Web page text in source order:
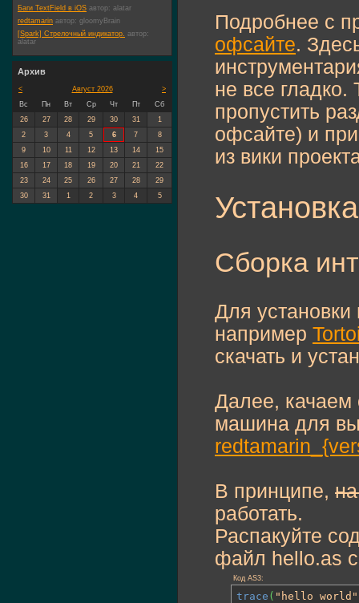
Подробнее с
офсайте.
не все гладко.
пропустить
офсайте) и
из вики
Сборка
Для
например
скачать и
Далее, качаем
машина для
В принципе,
работать.
Распакуйте
файл hello.as
Код AS3:
trace ( "hello world"
Баги TextField в iOS автор: alatar
redtamarin автор: gloomyBrain
[Spark] Стрелочный индикатор. автор:
alatar
Архив
< >
Август 2026
Вс
Пн Вт Ср Чт Пт
Сб
26
27 28 29 30 31
1
2
3 4 5 6 7
8
9
10 11 12 13 14
15
16
17 18 19 20 21
22
23
24 25 26 27 28
29
30
31 1 2 3 4 5